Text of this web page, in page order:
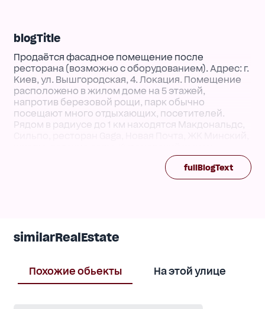
blogTitle
Продаётся фасадное помещение после
ресторана (возможно с оборудованием). Адрес: г.
Киев, ул. Вышгородская, 4. Локация. Помещение
расположено в жилом доме на 5 этажей,
напротив березовой рощи, парк обычно
посещают много отдыхающих, посетителей.
Рядом в радиусе до 1 км находятся Макдональдс,
высшие заведения. Площадь - 316 кв.м. Высота
потолков - 3м. 50 кВт электрической мощности.
Наличие вытяжки на крыше здания. Отопление от
fullBlogText
similarRealEstate
Похожие обьекты На этой улице